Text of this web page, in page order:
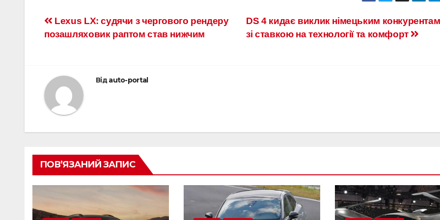
Навігація
DS 4 кидає виклик німецьким конкурентам
зі ставкою на технології та комфорт
Lexus LX: судячи з чергового рендеру
позашляховик раптом став нижчим
Відauto-portal
ПОВ’ЯЗАНИЙ ЗАПИС